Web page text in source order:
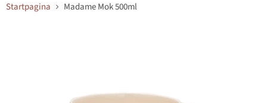
Startpagina Madame Mok 500ml